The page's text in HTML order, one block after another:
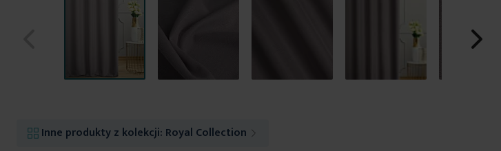
początek
galerii Inne produkty z kolekcji: Royal Collection